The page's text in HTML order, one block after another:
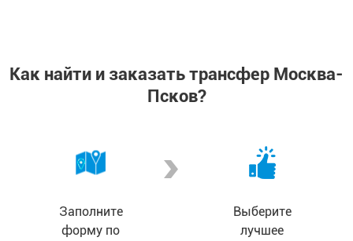
Как найти и заказать трансфер Москва-
Псков?
Заполните
форму по
Выберите
лучшее